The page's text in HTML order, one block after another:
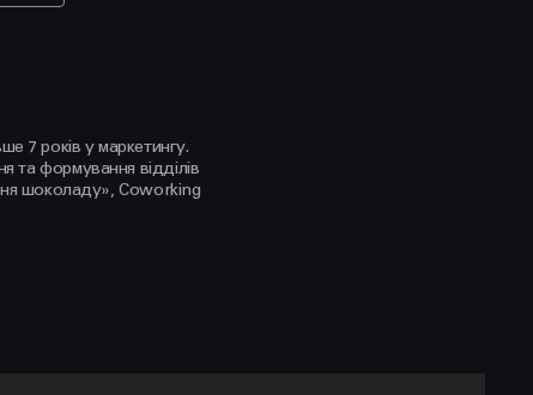
7 років у маркетингу.
та формування відділів
шоколаду», Coworking